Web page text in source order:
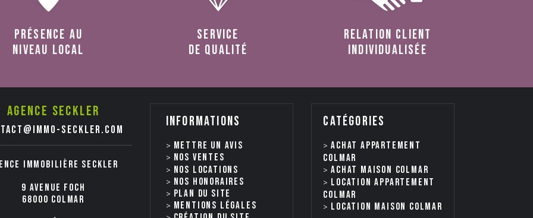
présence au
niveau local
service
de qualité
relation client
individualisée
Agence seckler
seckler.com
immobilière Seckler
9 avenue Foch
68000 COLMAR
Informations
Mettre un avis
Nos ventes
nos locations
Nos honoraires
Plan du site
Mentions légales
catégories
Achat appartement
Colmar
Achat maison Colmar
Location appartement
Colmar
Location maison Colmar